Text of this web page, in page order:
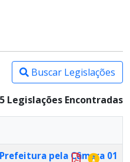
Buscar Legislações
Legislações Encontradas
pela Câmara 01